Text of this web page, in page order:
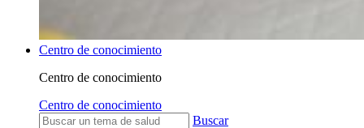
Centro de conocimiento
Centro de conocimiento
Centro de conocimiento
Buscar